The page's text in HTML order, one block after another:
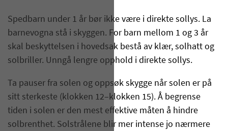
Spedbarn under 1 år bør ikke være i direkte sollys. La
barnevogna stå i skyggen. For barn mellom 1 og 3 år
skal beskyttelsen i hovedsak bestå av klær, solhatt og
solbriller. Unngå lengre opphold i direkte sollys.
Ta pauser fra solen og oppsøk skygge når solen er på
sitt sterkeste (klokken 12–klokken 15). Å begrense
tiden i solen er den mest effektive måten å hindre
solbrenthet. Solstrålene blir mer intense jo nærmere